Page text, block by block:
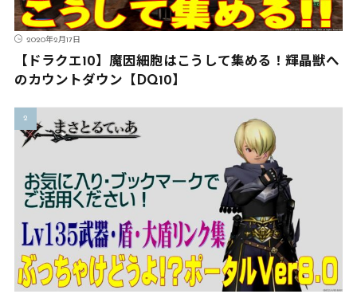
2020年2月17日
【ドラクエ10】魔因細胞はこうして集める！輝晶獣へ
のカウントダウン【DQ10】